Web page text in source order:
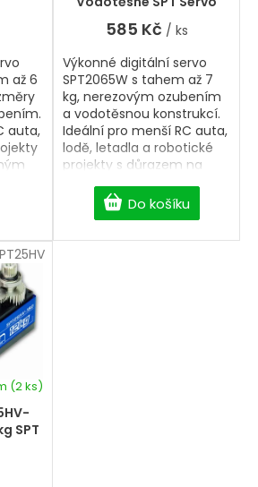
až 6
auta,
585 Kč / ks
Do košíku
Výkonné digitální servo
SPT2065W s tahem až 7
kg, nerezovým ozubením
a vodotěsnou konstrukcí.
Ideální pro menší RC auta,
lodě, letadla a robotické
projekty s důrazem na
SPT
(2 ks)